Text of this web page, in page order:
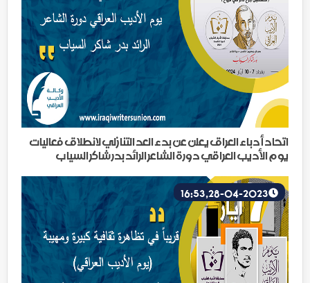
اتحاد أدباء العراق يعلن عن بدء العد التنازلي لانطلاق فعاليات
يوم الأديب العراقي دورة الشاعر الرائد بدر شاكر السياب